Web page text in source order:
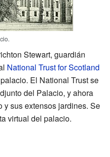
Stewart, guardián
National Trust for Scotland
El National Trust se
del Palacio, y ahora
sus extensos jardines. Se
virtual del palacio.